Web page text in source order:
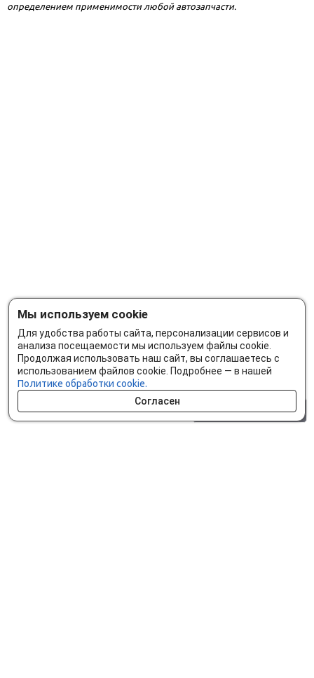
определением применимости любой автозапчасти.
Мы используем cookie
Для удобства работы сайта, персонализации сервисов и
анализа посещаемости мы используем файлы cookie.
Продолжая использовать наш сайт, вы соглашаетесь с
использованием файлов cookie. Подробнее — в нашей
Политике обработки cookie.
Согласен